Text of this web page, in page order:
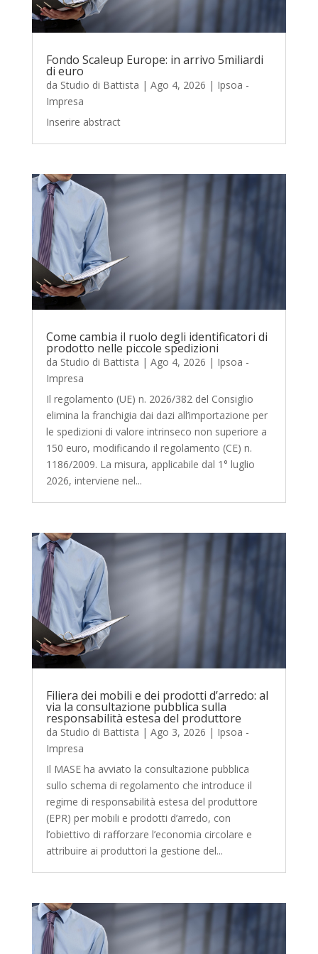
Fondo Scaleup Europe: in arrivo 5miliardi
di euro
da Studio di Battista | Ago 4, 2026 | Ipsoa -
Impresa
Inserire abstract
Come cambia il ruolo degli identificatori di
prodotto nelle piccole spedizioni
da Studio di Battista | Ago 4, 2026 | Ipsoa -
Impresa
Il regolamento (UE) n. 2026/382 del Consiglio
elimina la franchigia dai dazi all’importazione per
le spedizioni di valore intrinseco non superiore a
150 euro, modificando il regolamento (CE) n.
1186/2009. La misura, applicabile dal 1° luglio
2026, interviene nel...
Filiera dei mobili e dei prodotti d’arredo: al
via la consultazione pubblica sulla
responsabilità estesa del produttore
da Studio di Battista | Ago 3, 2026 | Ipsoa -
Impresa
Il MASE ha avviato la consultazione pubblica
sullo schema di regolamento che introduce il
regime di responsabilità estesa del produttore
(EPR) per mobili e prodotti d’arredo, con
l’obiettivo di rafforzare l’economia circolare e
attribuire ai produttori la gestione del...